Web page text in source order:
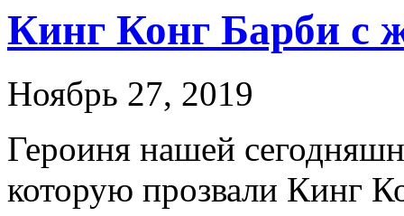
Кинг Конг Барби с
Ноябрь 27, 2019
Героиня нашей
которую прозвали Кинг